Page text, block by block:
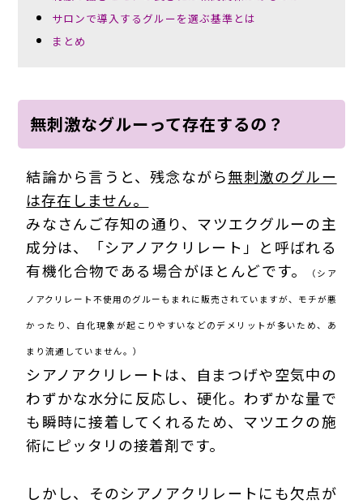
サロンで導入するグルーを選ぶ基準とは
まとめ
無刺激なグルーって存在するの？
結論から言うと、残念ながら無刺激のグルー
は存在しません。
みなさんご存知の通り、マツエクグルーの主
成分は、「シアノアクリレート」と呼ばれる
有機化合物である場合がほとんどです。
（シア
ノアクリレート不使用のグルーもまれに販売されていますが、モチが悪
かったり、白化現象が起こりやすいなどのデメリットが多いため、あ
まり流通していません。）
シアノアクリレートは、自まつげや空気中の
わずかな水分に反応し、硬化。わずかな量で
も瞬時に接着してくれるため、マツエクの施
術にピッタリの接着剤です。
しかし、そのシアノアクリレートにも欠点が